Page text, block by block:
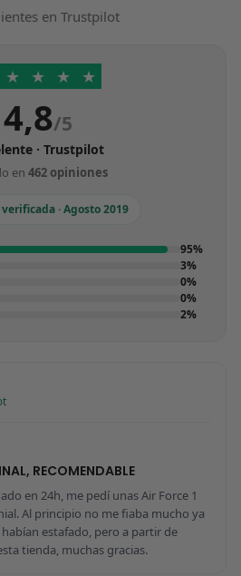
en Trustpilot
★ ★ ★ ★
4,8/5
· Trustpilot
en 462 opiniones
· Agosto 2019
95%
3%
0%
0%
2%
RECOMENDABLE
en 24h, me pedí unas Air Force 1
Al principio no me fiaba mucho ya
estafado, pero a partir de
tienda, muchas gracias.